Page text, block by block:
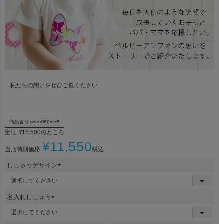
私たちの想いをぜひご覧ください
商品番号 wear060set5
定価 ¥16,500のところ
当店特別価格 ¥11,550税込
ししゅうデザイン
名入れししゅう
(